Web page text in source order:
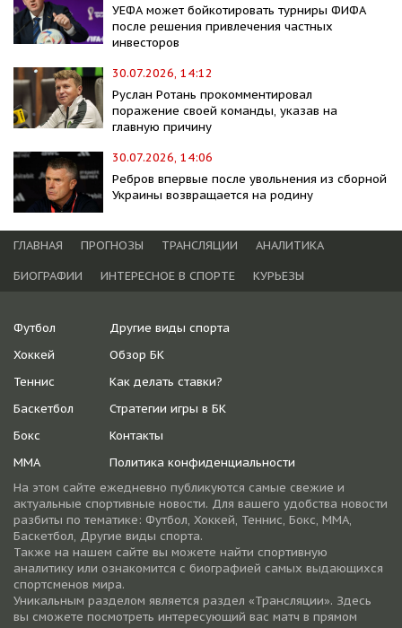
УЕФА может бойкотировать турниры ФИФА
после решения привлечения частных
инвесторов
30.07.2026, 14:12
Руслан Ротань прокомментировал
поражение своей команды, указав на
главную причину
30.07.2026, 14:06
Ребров впервые после увольнения из сборной
Украины возвращается на родину
ГЛАВНАЯ ПРОГНОЗЫ ТРАНСЛЯЦИИ
АНАЛИТИКА
БИОГРАФИИ
ИНТЕРЕСНОЕ В СПОРТЕ КУРЬЕЗЫ
Футбол
Хоккей
Теннис
Баскетбол
Бокс
ММА
Другие виды спорта
Обзор БК
Как делать ставки?
Стратегии игры в БК
Контакты
Политика конфиденциальности
На этом сайте ежедневно публикуются самые свежие и
актуальные спортивные новости. Для вашего удобства новости
разбиты по тематике: Футбол, Хоккей, Теннис, Бокс, ММА,
Баскетбол, Другие виды спорта.
Также на нашем сайте вы можете найти спортивную
аналитику или ознакомится с биографией самых выдающихся
спортсменов мира.
Уникальным разделом является раздел «Трансляции». Здесь
вы сможете посмотреть интересующий вас матч в прямом